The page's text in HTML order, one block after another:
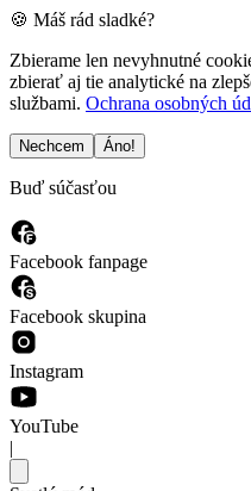
🍪 Máš rád sladké?
Zbierame len nevyhnutné
zbierať aj tie analytické na
službami. Ochrana osobných
Nechcem Áno!
Buď súčasťou
Facebook fanpage
Facebook skupina
Instagram
YouTube
|